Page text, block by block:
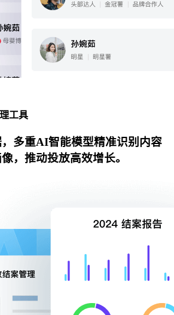
工具
多重AI智能模型精准识别内容
，推动投放高效增长。